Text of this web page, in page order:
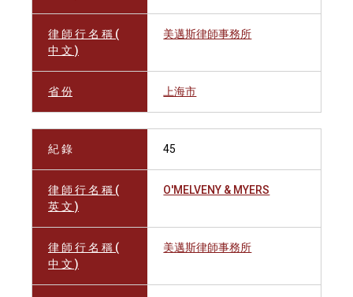
律 師 行 名 稱 (
中 文 )
美邁斯律師事務所
省 份 上海市
紀 錄 45
律 師 行 名 稱 (
英 文 )
O'MELVENY & MYERS
律 師 行 名 稱 (
中 文 )
美邁斯律師事務所